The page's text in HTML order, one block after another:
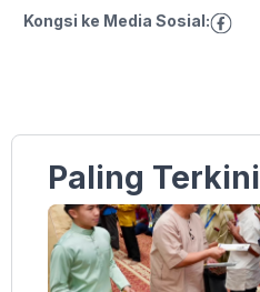
Kongsi ke Media Sosial:
Paling Terkini